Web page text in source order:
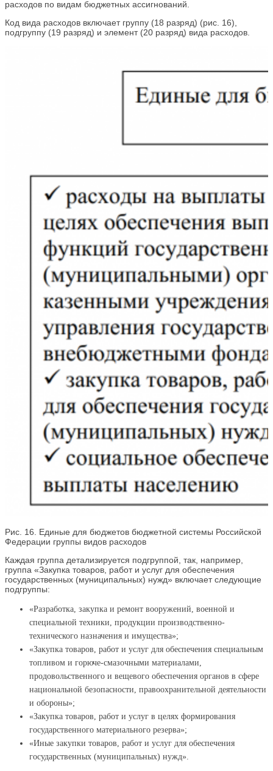
расходов по видам бюджетных ассигнований.
Код вида расходов включает группу (18 разряд) (рис. 16),
подгруппу (19 разряд) и элемент (20 разряд) вида расходов.
Рис. 16. Единые для бюджетов бюджетной системы Российской
Федерации группы видов расходов
Каждая группа детализируется подгруппой, так, например,
группа «Закупка товаров, работ и услуг для обеспечения
государственных (муниципальных) нужд» включает следующие
подгруппы:
«Разработка, закупка и ремонт вооружений, военной и
специальной техники, продукции производственно-
технического назначения и имущества»;
«Закупка товаров, работ и услуг для обеспечения специальным
топливом и горюче-смазочными материалами,
продовольственного и вещевого обеспечения органов в сфере
национальной безопасности, правоохранительной деятельности
и обороны»;
«Закупка товаров, работ и услуг в целях формирования
государственного материального резерва»;
«Иные закупки товаров, работ и услуг для обеспечения
государственных (муниципальных) нужд».